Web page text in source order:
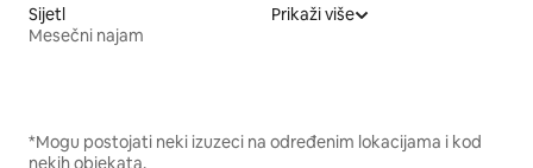
Sijetl
Mesečni najam
Prikaži više
*Mogu postojati neki izuzeci na određenim lokacijama i kod
nekih objekata.